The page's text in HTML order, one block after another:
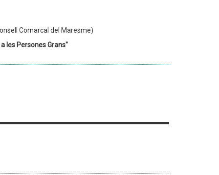
Comarcal del Maresme)
les Persones Grans"